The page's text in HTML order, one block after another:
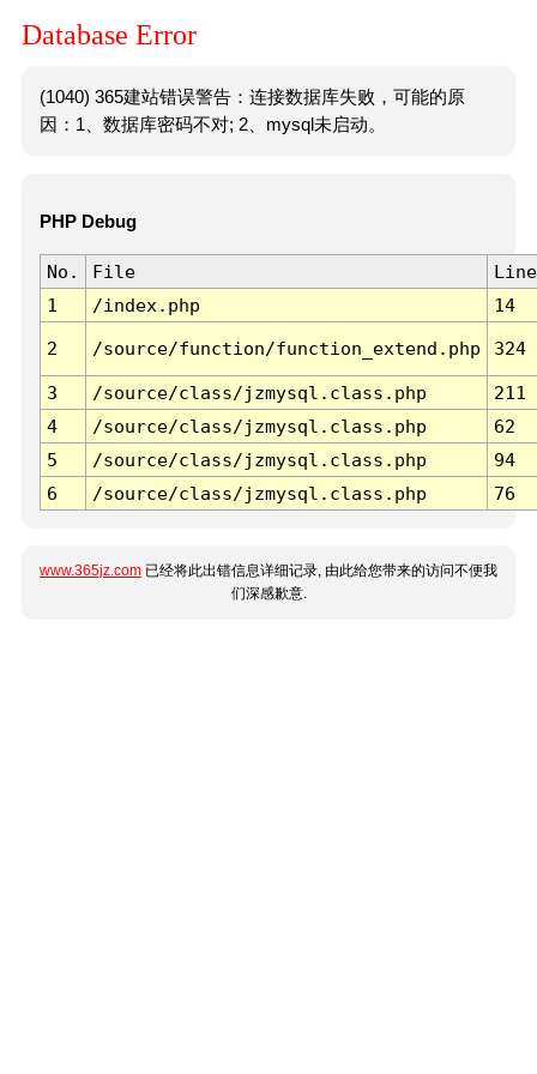
Database Error
(1040) 365建站错误警告：连接数据库失败，可能的原
因：1、数据库密码不对; 2、mysql未启动。
PHP Debug
No. File
Line
1
/index.php 14
2 /source/function/function_extend.php 324
3 /source/class/jzmysql.class.php
211
4
/source/class/jzmysql.class.php
62
5
/source/class/jzmysql.class.php
94
6
/source/class/jzmysql.class.php 76
www.365jz.com 已经将此出错信息详细记录, 由此给您带来的访问不便我
们深感歉意.